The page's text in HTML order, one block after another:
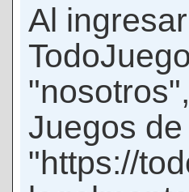
Al
Juegos
"https://